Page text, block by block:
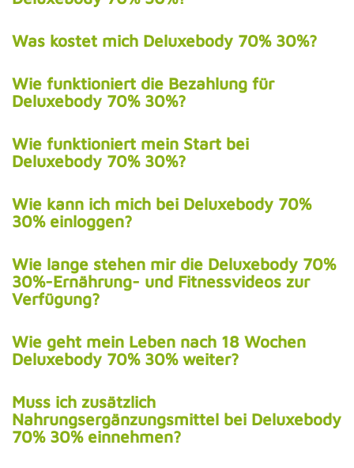
Was kostet mich Deluxebody 70% 30%?
Wie funktioniert die Bezahlung für
Deluxebody 70% 30%?
Wie funktioniert mein Start bei
Deluxebody 70% 30%?
Wie kann ich mich bei Deluxebody 70%
30% einloggen?
Wie lange stehen mir die Deluxebody 70%
30%-Ernährung- und Fitnessvideos zur
Verfügung?
Wie geht mein Leben nach 18 Wochen
Deluxebody 70% 30% weiter?
Muss ich zusätzlich
Nahrungsergänzungsmittel bei Deluxebody
70% 30% einnehmen?